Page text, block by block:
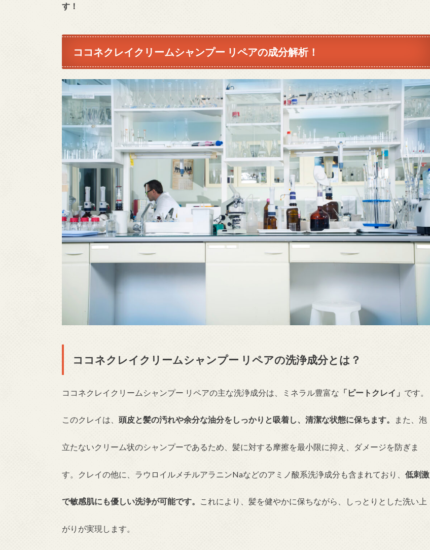
す！
ココネクレイクリームシャンプー リペアの成分解析！
ココネクレイクリームシャンプー リペアの洗浄成分とは？
ココネクレイクリームシャンプー リペアの主な洗浄成分は、ミネラル豊富な 「ピートクレイ」 です。
このクレイは、 頭皮と髪の汚れや余分な油分をしっかりと吸着し、清潔な状態に保ちます。 また、泡
立たないクリーム状のシャンプーであるため、髪に対する摩擦を最小限に抑え、ダメージを防ぎま
す。クレイの他に、ラウロイルメチルアラニンNaなどのアミノ酸系洗浄成分も含まれており、 低刺激
で敏感肌にも優しい洗浄が可能です。 これにより、髪を健やかに保ちながら、しっとりとした洗い上
がりが実現します。